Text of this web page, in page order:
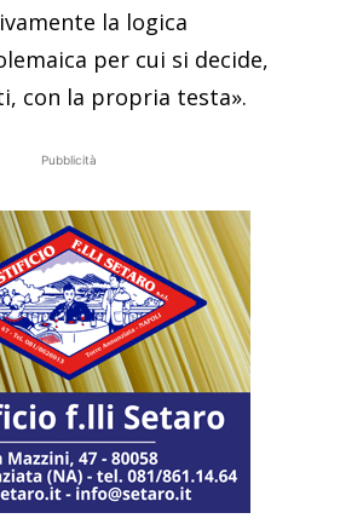
la logica
per cui si decide,
con la propria testa».
Pubblicità